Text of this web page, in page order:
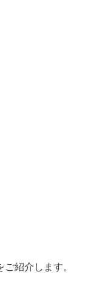
紹介します。